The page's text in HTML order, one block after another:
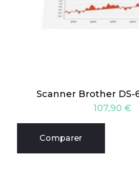
Scanner Brother DS-
107,90 €
Comparer